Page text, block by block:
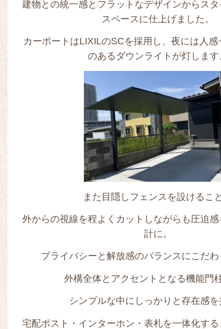
建物との統一感とフラットなデザインからス
スペースに仕上げました。
カーポートはLIXILのSCを採用し、夜には人
のあるダウンライトが灯します
また目隠しフェンスを設けるこ
外からの視線を程よくカットしながらも圧迫
計に。
プライバシーと解放感のバランスにこだ
外構全体とアクセントとなる機能門
シンプルな中にしっかりと存在感
宅配ポスト・インターホン・表札を一体化す